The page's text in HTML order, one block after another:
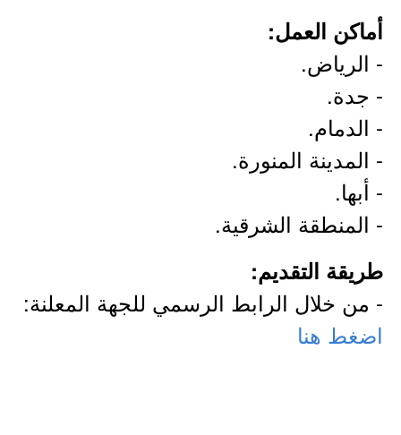
أماكن العمل:
- الرياض.
- جدة.
- الدمام.
- المدينة المنورة.
- أبها.
- المنطقة الشرقية.
طريقة التقديم:
- من خلال الرابط الرسمي للجهة المعلنة:
اضغط هنا